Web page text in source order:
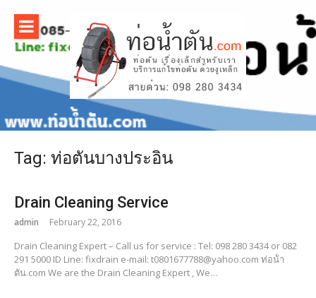
content
บริการ
แก้ไขท่อน้ำ
www.ท่อน้ํ
าตัน.com
Tag: ท่อตันบางประอิน
Drain Cleaning Service
admin February 22, 2016
Drain Cleaning Expert – Call us for service : Tel: 098 280 3434 or 082
291 5000 ID Line: fixdrain e-mail: t0801677788@yahoo.com ท่อน้ํา
ตัน.com We are the Drain Cleaning Expert , We…